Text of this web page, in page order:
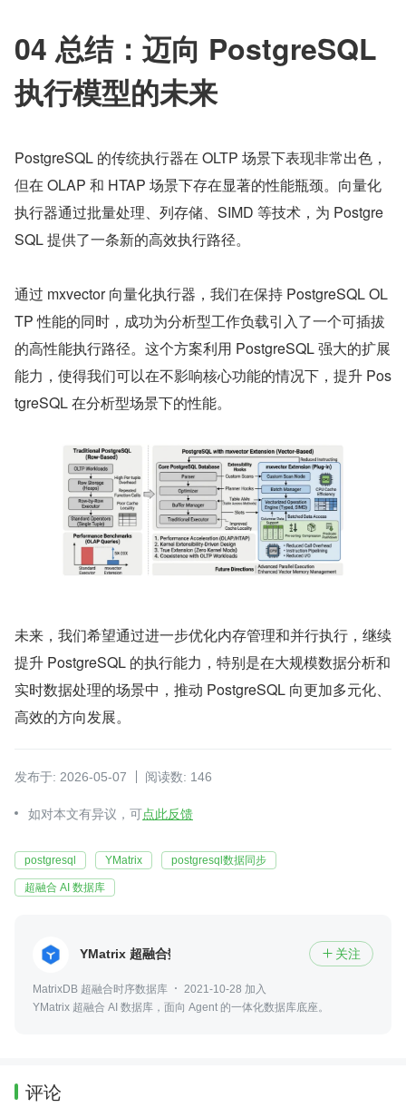
04 总结：迈向 PostgreSQL
执行模型的未来
PostgreSQL 的传统执行器在 OLTP 场景下表现非常出色，
但在 OLAP 和 HTAP 场景下存在显著的性能瓶颈。向量化
执行器通过批量处理、列存储、SIMD 等技术，为 Postgre
SQL 提供了一条新的高效执行路径。
通过 mxvector 向量化执行器，我们在保持 PostgreSQL OL
TP 性能的同时，成功为分析型工作负载引入了一个可插拔
的高性能执行路径。这个方案利用 PostgreSQL 强大的扩展
能力，使得我们可以在不影响核心功能的情况下，提升 Pos
tgreSQL 在分析型场景下的性能。
未来，我们希望通过进一步优化内存管理和并行执行，继续
提升 PostgreSQL 的执行能力，特别是在大规模数据分析和
实时数据处理的场景中，推动 PostgreSQL 向更加多元化、
高效的方向发展。
发布于: 2026-05-07 阅读数: 146
如对本文有异议，可点此反馈
postgresql YMatrix postgresql数据同步
超融合 AI 数据库
YMatrix 超融合数据库  关注
MatrixDB 超融合时序数据库
2021-10-28 加入
YMatrix 超融合 AI 数据库，面向 Agent 的一体化数据库底座。
评论